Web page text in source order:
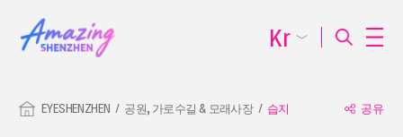
EYESHENZHEN 공원, 가로수길 & 모래사장 습지 공유
Kr